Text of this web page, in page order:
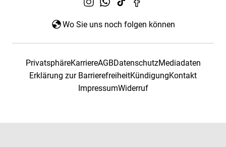
Wo Sie uns noch folgen können
PrivatsphäreKarriereAGBDatenschutzMediadaten
Erklärung zur BarrierefreiheitKündigungKontakt
ImpressumWiderruf